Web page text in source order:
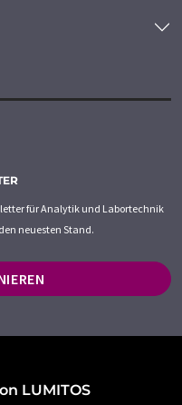
für Analytik und Labortechnik
neuesten Stand.
LUMITOS